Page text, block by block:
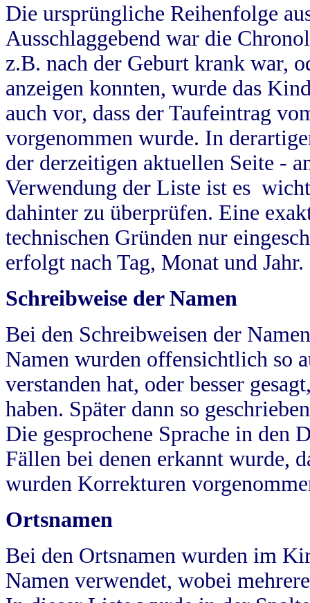
Die ursprüngliche Reihenfolge
Ausschlaggebend war die
z.B. nach der Geburt krank war,
anzeigen konnten, wurde das
auch vor, dass der Taufeintrag
vorgenommen wurde. In
der derzeitigen aktuellen Seite -
Verwendung der Liste ist es
dahinter zu überprüfen. Eine
technischen Gründen nur
erfolgt nach Tag, Monat und Jahr.
Schreibweise der Namen
Bei den Schreibweisen der
Namen wurden offensichtlich so
verstanden hat, oder besser
haben. Später dann so
Die gesprochene Sprache in
Fällen bei denen erkannt wurde,
wurden Korrekturen
Ortsnamen
Bei den Ortsnamen wurden im
Namen verwendet, wobei